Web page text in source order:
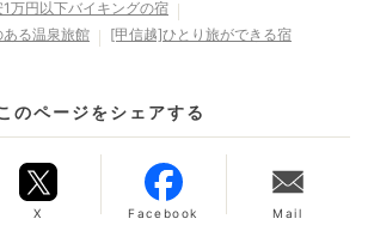
万円以下バイキングの宿
る温泉旅館
[甲信越]ひとり旅ができる宿
のページをシェアする
X Facebook Mail